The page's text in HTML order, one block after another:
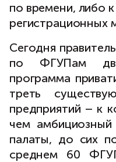
по времени, либо
регистрационных
Сегодня
по ФГУПам
программа
треть
предприятий – к
чем
палаты, до сих
среднем 60